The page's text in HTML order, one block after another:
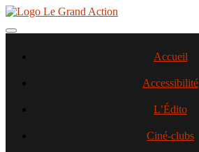
Aller
contenu
Toggle navigation
Accueil
Accessibilité
L’Édito
Ciné-clubs